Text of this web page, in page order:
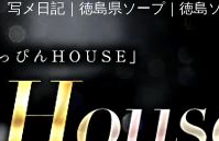
写メ日記｜徳島県ソープ｜徳島